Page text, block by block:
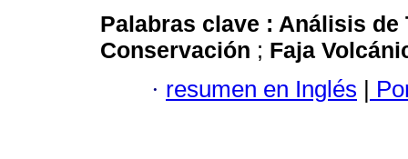
Palabras clave : Análisis de
Conservación ; Faja
· resumen en Inglés |